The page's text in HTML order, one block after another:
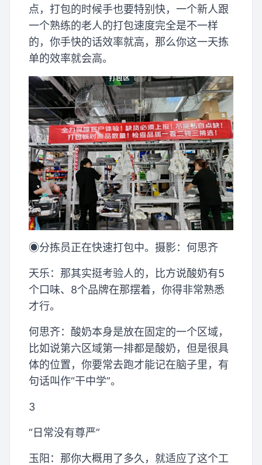
点，打包的时候手也要特别快，一个新人跟
一个熟练的老人的打包速度完全是不一样
的，你手快的话效率就高，那么你这一天拣
单的效率就会高。
◉分拣员正在快速打包中。摄影：何思齐
天乐：那其实挺考验人的，比方说酸奶有5
个口味、8个品牌在那摆着，你得非常熟悉
才行。
何思齐：酸奶本身是放在固定的一个区域，
比如说第六区域第一排都是酸奶，但是很具
体的位置，你要常去跑才能记在脑子里，有
句话叫作“干中学”。
3
“日常没有尊严”
玉阳：那你大概用了多久，就适应了这个工